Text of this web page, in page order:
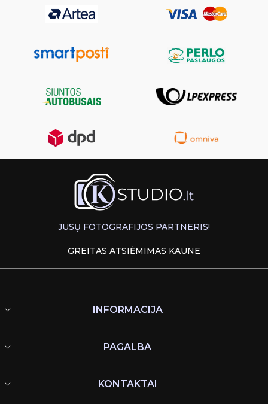
JŪSŲ FOTOGRAFIJOS PARTNERIS!
GREITAS ATSIĖMIMAS KAUNE
INFORMACIJA
PAGALBA
KONTAKTAI